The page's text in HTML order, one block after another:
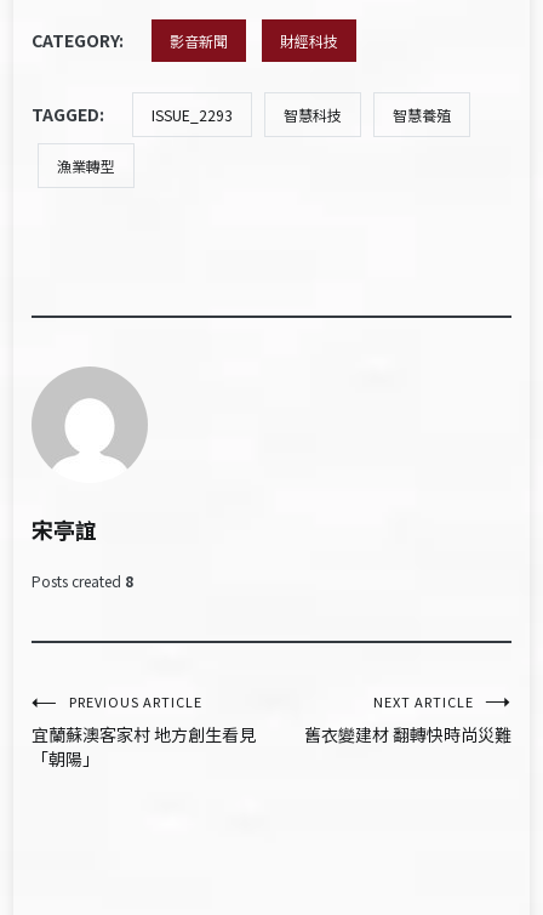
CATEGORY: 影音新聞 財經科技
TAGGED: ISSUE_2293 智慧科技 智慧養殖
漁業轉型
宋亭誼
Posts created 8
文
章
PREVIOUS ARTICLE
宜蘭蘇澳客家村 地方創生看見
「朝陽」
NEXT ARTICLE
舊衣變建材 翻轉快時尚災難